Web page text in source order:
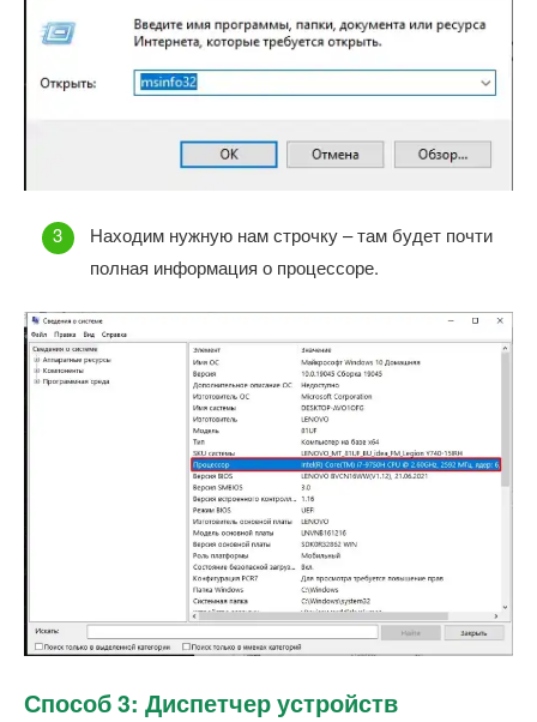
Находим нужную нам строчку – там будет почти
полная информация о процессоре.
Способ 3: Диспетчер устройств